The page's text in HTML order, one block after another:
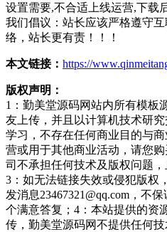
设置需要,不合适上线运营,下载
我们倡议：站长应该严格遵守
络，站长更有责！！！
本文链接： https://
版权声明：
1：勤美堂源码网站内所有模板
友上传，并且以计算机技术研
学习，不存在任何商业目的与
营或用于其他商业活动，请您
司不承担任何技术及版权问题
3：如无法链接失效或侵犯版权
发消息23467321@qq.com，不
个满意答复；4：本站提供的资
传，勤美堂源码网不提供任何